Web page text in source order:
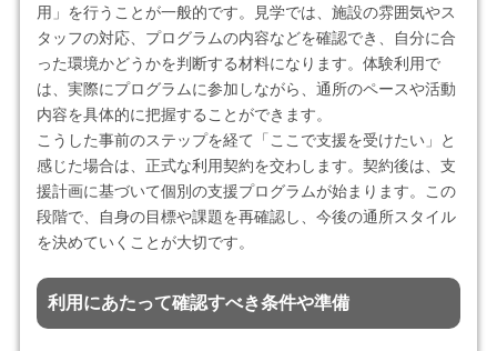
用」を行うことが一般的です。見学では、施設の雰囲気やス
タッフの対応、プログラムの内容などを確認でき、自分に合
った環境かどうかを判断する材料になります。体験利用で
は、実際にプログラムに参加しながら、通所のペースや活動
内容を具体的に把握することができます。
こうした事前のステップを経て「ここで支援を受けたい」と
感じた場合は、正式な利用契約を交わします。契約後は、支
援計画に基づいて個別の支援プログラムが始まります。この
段階で、自身の目標や課題を再確認し、今後の通所スタイル
を決めていくことが大切です。
利用にあたって確認すべき条件や準備